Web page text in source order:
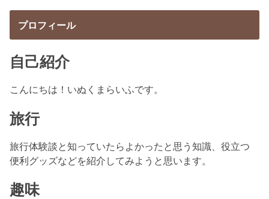
プロフィール
自己紹介
こんにちは！いぬくまらいふです。
旅行
旅行体験談と知っていたらよかったと思う知識、役立つ
便利グッズなどを紹介してみようと思います。
趣味